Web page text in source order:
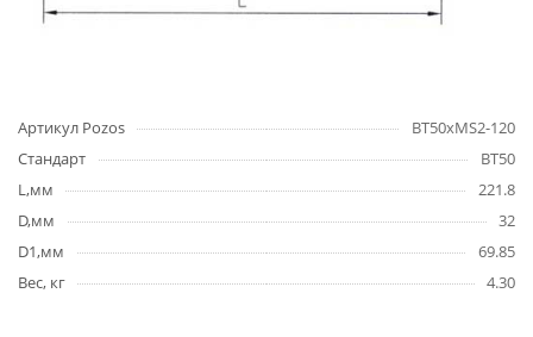
Артикул Pozos
BT50xMS2-120
Стандарт
ВТ50
L,мм
221.8
D,мм
32
D1,мм
69.85
Вес, кг
4.30